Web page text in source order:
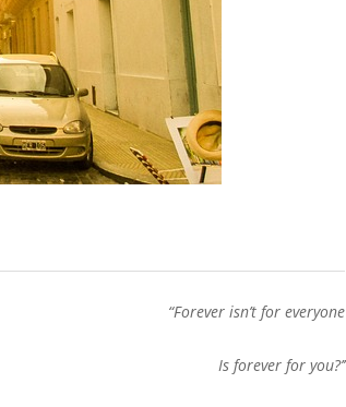
“Forever isn’t for everyone
Is forever for you?’’